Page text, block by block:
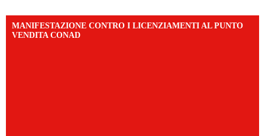
MANIFESTAZIONE CONTRO I LICENZIAMENTI AL PUNTO
VENDITA CONAD